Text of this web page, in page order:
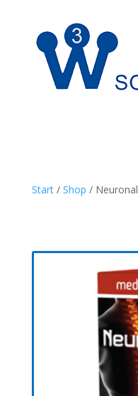
Start/ Shop / Neuronal